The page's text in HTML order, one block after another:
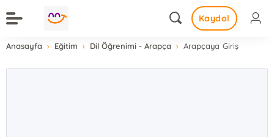
Kaydol
Anasayfa Eğitim Dil Öğrenimi - Arapça Arapçaya Giriş